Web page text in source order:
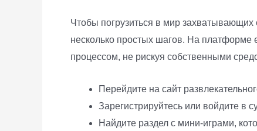
Чтобы погрузиться в мир
несколько простых шагов. На платформе
процессом, не рискуя собственными
Перейдите на сайт
Зарегистрируйтесь или войдите в
Найдите раздел с мини-играми,